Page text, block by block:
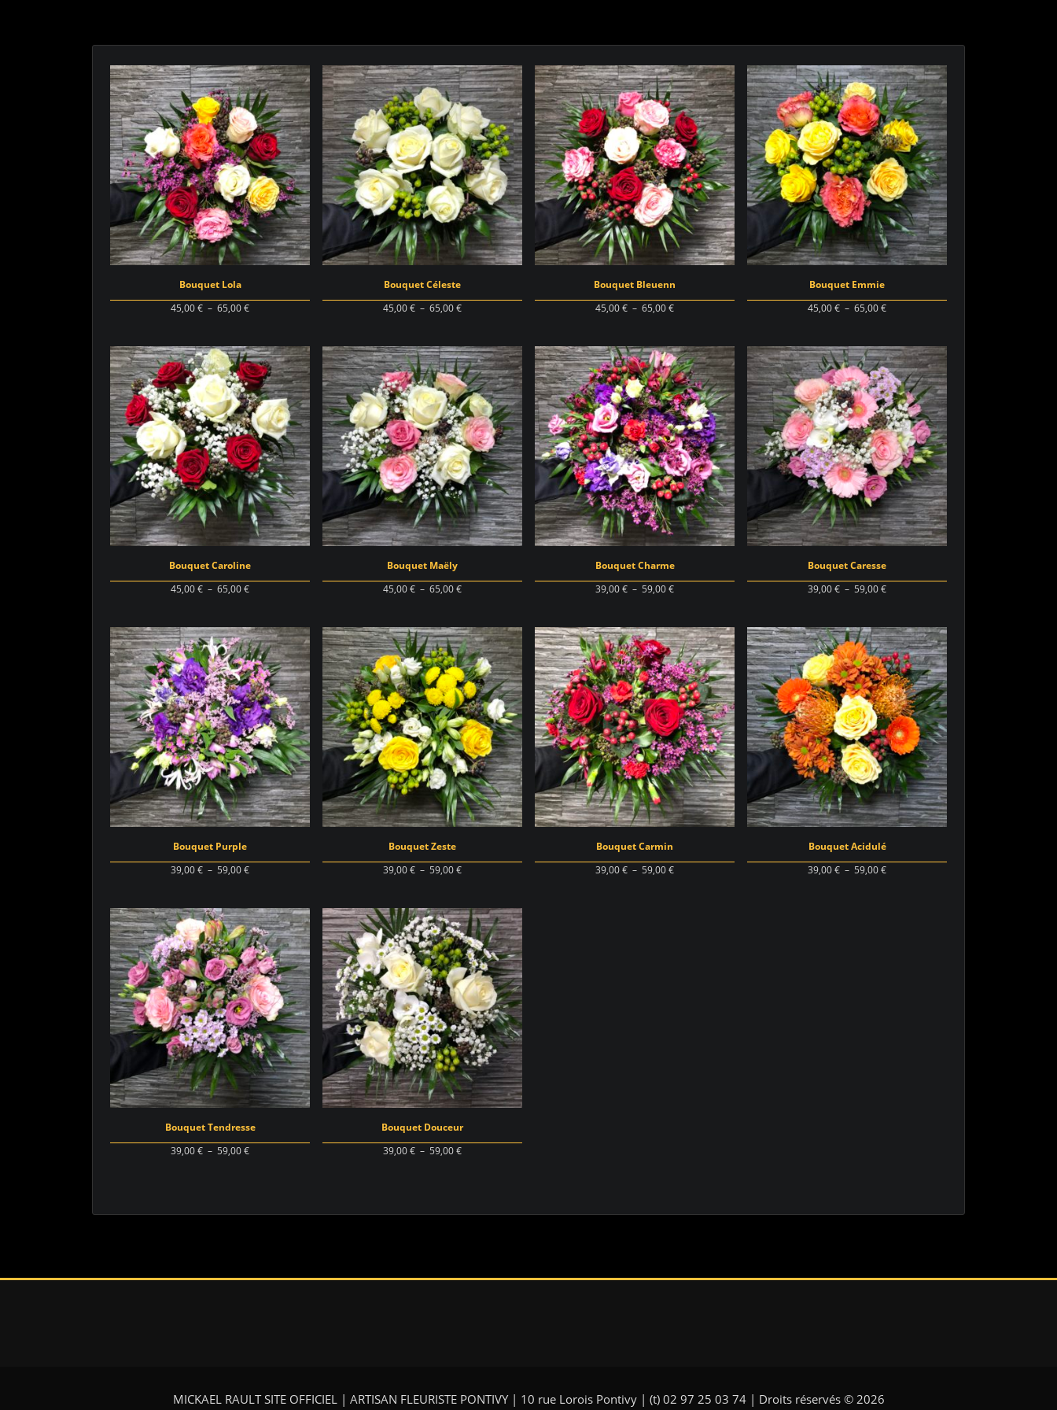
Bouquet Lola
45,00€ – 65,00€Plage
45,00 €
à
65,00 €
Bouquet Céleste
45,00€ – 65,00€Plage
45,00 €
à
65,00 €
Bouquet Bleuenn
45,00€ – 65,00€Plage
45,00 €
à
65,00 €
Bouquet Emmie
45,00€ – 65,00€Plage
45,00 €
à
65,00 €
Bouquet Caroline
45,00€ – 65,00€Plage
45,00 €
à
65,00 €
Bouquet Maëly
45,00€ – 65,00€Plage
45,00 €
à
65,00 €
Bouquet Charme
39,00€ – 59,00€Plage
39,00 €
à
59,00 €
Bouquet Caresse
39,00€ – 59,00€Plage
39,00 €
à
59,00 €
Bouquet Purple
39,00€ – 59,00€Plage
39,00 €
à
59,00 €
Bouquet Zeste
39,00€ – 59,00€Plage
39,00 €
à
59,00 €
Bouquet Carmin
39,00€ – 59,00€Plage
Bouquet Acidulé
39,00€ – 59,00€Plage
Bouquet Tendresse
39,00€ – 59,00€Plage
à
Bouquet Douceur
39,00€ – 59,00€Plage
à
MICKAEL RAULT SITE OFFICIEL | ARTISAN FLEURISTE PONTIVY | 10 rue Lorois Pontivy | (t) 02 97 25 03 74 | Droits réservés © 2026